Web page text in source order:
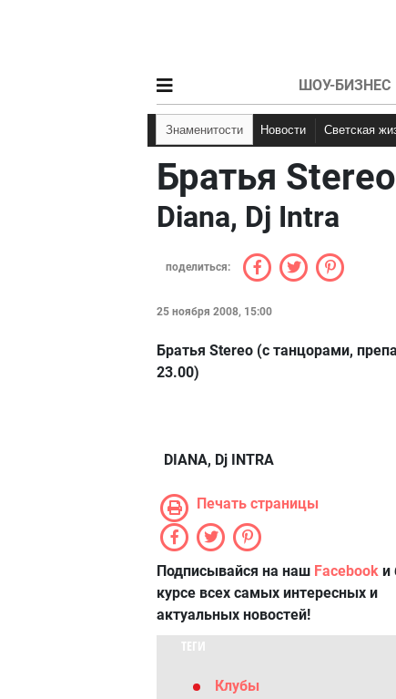
ШОУ-БИЗНЕС
Знаменитости Новости Светская
Братья Stereo
Diana, Dj Intra
поделиться:
25 ноября 2008, 15:00
Братья Stereo (с танцорами,
23.00)
DIANA, Dj INTRA
Печать страницы
Подписывайся на наш Facebook и
курсе всех самых интересных и
актуальных новостей!
ТЕГИ
Клубы